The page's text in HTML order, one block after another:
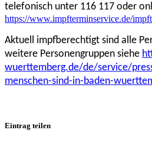
telefonisch unter 116 117 oder
https://www.impfterminservice.de/
Aktuell impfberechtigt sind alle
weitere Personengruppen siehe
wuerttemberg.de/de/service/
menschen-sind-in-baden-
Eintrag teilen